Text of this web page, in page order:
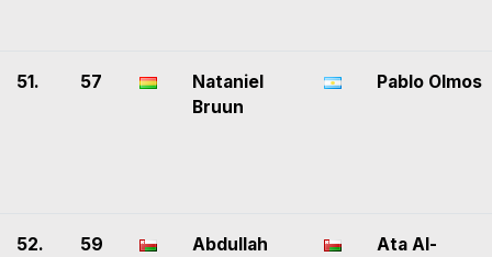
51. 57
Nataniel
Bruun
Pablo Olmos
52. 59
Abdullah
Ata Al-